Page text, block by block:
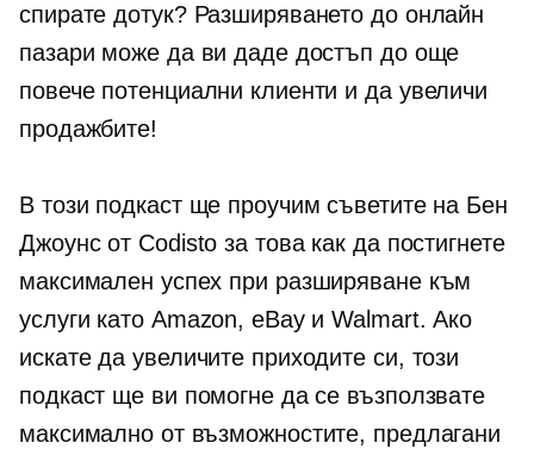
спирате дотук? Разширяването до онлайн
пазари може да ви даде достъп до още
повече потенциални клиенти и да увеличи
продажбите!
В този подкаст ще проучим съветите на Бен
Джоунс от Codisto за това как да постигнете
максимален успех при разширяване към
услуги като Amazon, eBay и Walmart. Ако
искате да увеличите приходите си, този
подкаст ще ви помогне да се възползвате
максимално от възможностите, предлагани